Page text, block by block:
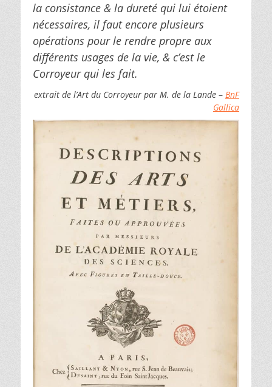
la consistance & la dureté qui lui étoient
nécessaires, il faut encore plusieurs
opérations pour le rendre propre aux
différents usages de la vie, & c’est le
Corroyeur qui les fait.
extrait de l’Art du Corroyeur par M. de la Lande – BnF
Gallica